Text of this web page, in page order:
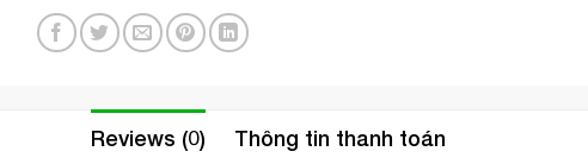
Reviews (0) Thông tin thanh toán